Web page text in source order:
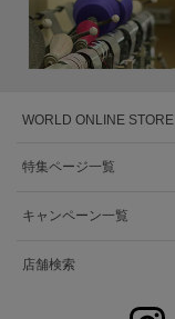
WORLD ONLINE STORE
特集ページ一覧
キャンペーン一覧
店舗検索